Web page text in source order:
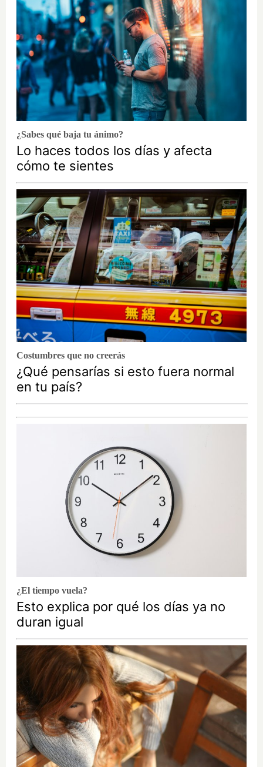
¿Sabes qué baja tu ánimo?
Lo haces todos los días y afecta
cómo te sientes
Costumbres que no creerás
¿Qué pensarías si esto fuera normal
en tu país?
¿El tiempo vuela?
Esto explica por qué los días ya no
duran igual